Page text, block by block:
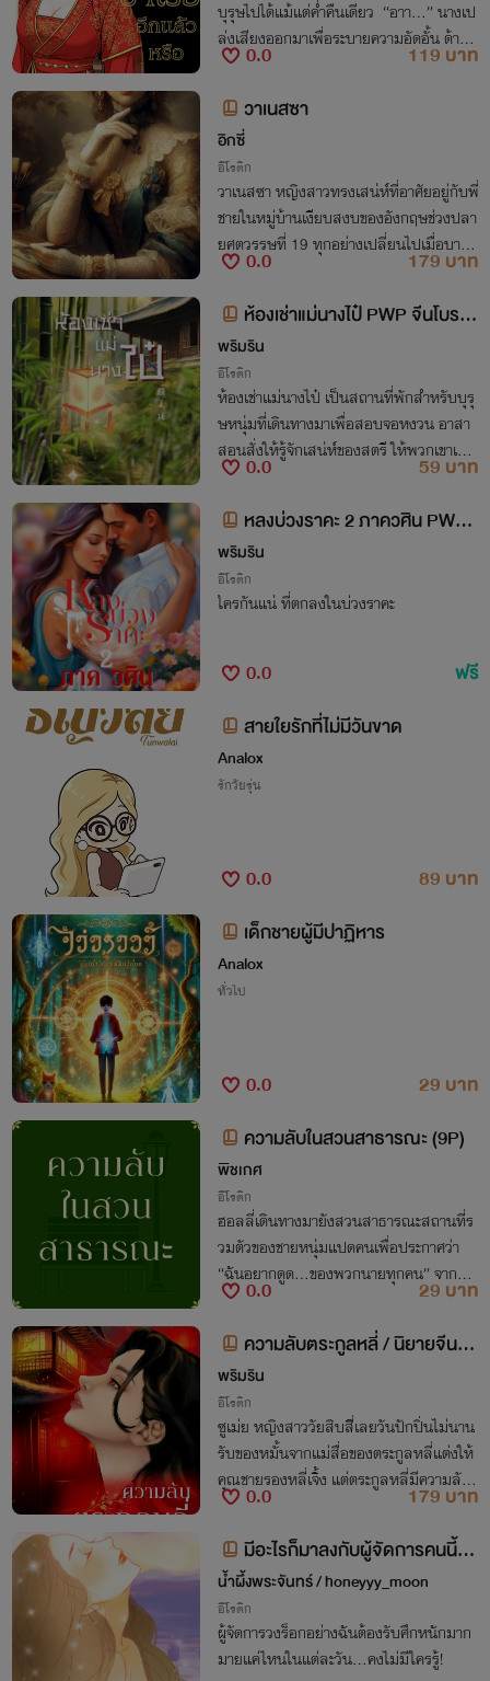
บุรุษไปได้แม้แต่ค่ำคืนเดียว “อาา…” นางเป
ล่งเสียงออกมาเพื่อระบายความอัดอั้น ด้านใ
นของนางเปียกชื้นและร้อนรุ่ม ความซ่านไหว
0.0
119 บาท
วาเนสซา
อิกซี่
อีโรติก
วาเนสซา หญิงสาวทรงเสน่ห์ที่อาศัยอยู่กับพี่
ชายในหมู่บ้านเงียบสงบของอังกฤษช่วงปลา
ยศตวรรษที่ 19 ทุกอย่างเปลี่ยนไปเมื่อบาท
หลวงผู้หื่นกระหายมาจุดไฟสวาทในกายเธอ
0.0
179 บาท
ห้องเช่าแม่นางไป๋ PWP จีนโบรา
ณ
พริมริน
อีโรติก
ห้องเช่าแม่นางไป๋ เป็นสถานที่พักสำหรับบุรุ
ษหนุ่มที่เดินทางมาเพื่อสอบจอหงวน อาสา
สอนสั่งให้รู้จักเสน่ห์ของสตรี ให้พวกเขาเป็น
บุรุษที่สมบูรณ์
0.0
59 บาท
หลงบ่วงราคะ 2 ภาควศิน PWP /
อ่านฟรี ไม่ติดเหรียญ
พริมริน
อีโรติก
ใครกันแน่ ที่ตกลงในบ่วงราคะ
0.0
ฟรี
สายใยรักที่ไม่มีวันขาด
Analox
รักวัยรุ่น
0.0
89 บาท
เด็กชายผู้มีปาฏิหาร
Analox
ทั่วไป
0.0
29 บาท
ความลับในสวนสาธารณะ (9P)
พิชเกศ
อีโรติก
ฮอลลี่เดินทางมายังสวนสาธารณะสถานที่ร
วมตัวของชายหนุ่มแปดคนเพื่อประกาศว่า
“ฉันอยากดูด…ของพวกนายทุกคน” จากคว
ามตกใจแปรเปลี่ยนเป็นพึงพอใจ จนเกิดเป็น
ความลับในสวนสาธารณะและคำสัญญาของ
พวกเขาทั้งเก้าคน
0.0
29 บาท
ความลับตระกูลหลี่ / นิยายจีนอีโ
รติก / PWP /
พริมริน
อีโรติก
ซูเม่ย หญิงสาววัยสิบสิี่เลยวันปักปิ่นไม่นาน
รับของหมั้นจากแม่สื่อของตระกูลหลี่แต่งให้
คุณชายรองหลี่เจิ้ง แต่ตระกูลหลี่มีความลับ
มิอาจเปิดเผยได้ สุดท้ายซูเม่ยจะผ่านพ้นควา
มลับนี้ไปได้อย่างไร
0.0
179 บาท
มีอะไรก็มาลงกับผู้จัดการคนนี้ได้เ
ลยค่ะ
น้ำผึ้งพระจันทร์ / honeyyy_moon
อีโรติก
ผู้จัดการวงร็อกอย่างฉันต้องรับศึกหนักมาก
มายแค่ไหนในแต่ละวัน...คงไม่มีใครรู้!